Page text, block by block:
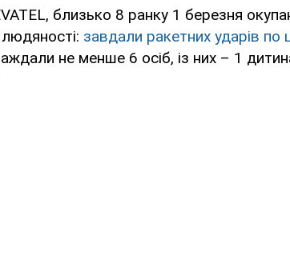
близько 8 ранку 1 березня
завдали ракетних ударів по
не менше 6 осіб, із них – 1